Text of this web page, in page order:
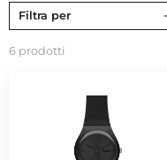
Filtra per
6 prodotti